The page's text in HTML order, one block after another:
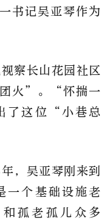
书记吴亚琴作为
察长山花园社区
火”。“怀揣一
了这位“小巷总
，吴亚琴刚来到
一个基础设施老
孤老孤儿众多